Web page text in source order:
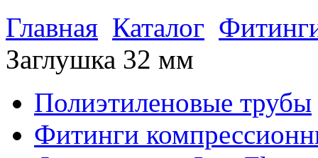
Главная Каталог
Заглушка 32 мм
Полиэтиленовые трубы
Фитинги